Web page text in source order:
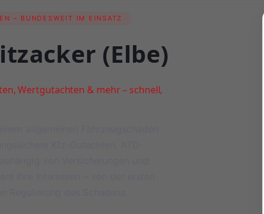
– BUNDESWEIT IM EINSATZ
(Elbe)
Wertgutachten & mehr – schnell,